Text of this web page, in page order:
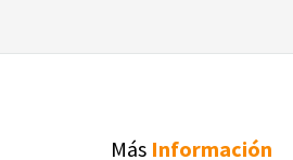
Más Información